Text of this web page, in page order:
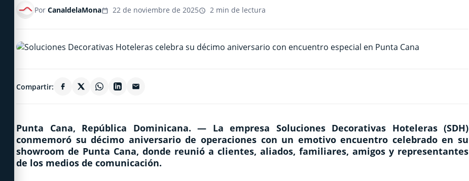
Por CanaldelaMona 22 de noviembre de 2025 2 min de lectura
Compartir:
Punta Cana, República Dominicana. — La empresa Soluciones Decorativas Hoteleras (SDH)
conmemoró su décimo aniversario de operaciones con un emotivo encuentro celebrado en su
showroom de Punta Cana, donde reunió a clientes, aliados, familiares, amigos y representantes
de los medios de comunicación.